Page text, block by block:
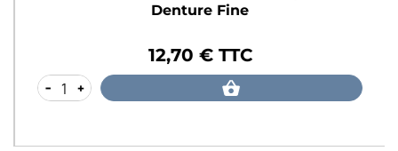
Denture Fine
12,70 € TTC
- +